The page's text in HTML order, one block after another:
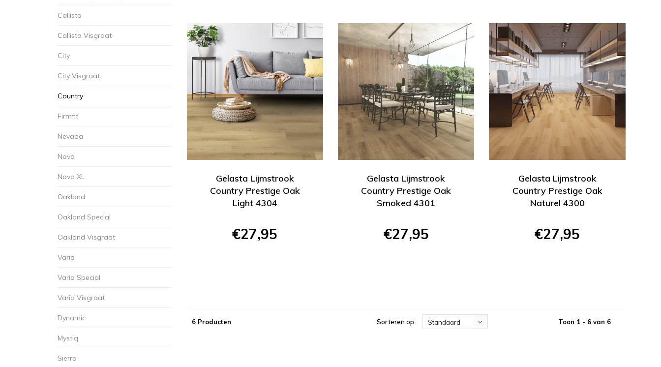
Callisto
Callisto Visgraat
City
City Visgraat
Country
Firmfit
Nevada
Nova
Nova XL
Oakland
Oakland Special
Oakland Visgraat
Vario
Vario Special
Vario Visgraat
Dynamic
Mystiq
Sierra
Gelasta Lijmstrook
Country Prestige Oak
Light 4304
€27,95
Gelasta Lijmstrook
Country Prestige Oak
Smoked 4301
€27,95
Gelasta Lijmstrook
Country Prestige Oak
Naturel 4300
€27,95
6 Producten Sorteren op: Standaard Toon 1 - 6 van 6